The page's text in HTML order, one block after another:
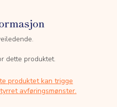
dette produktet.
produktet kan trigge
avføringsmønster.